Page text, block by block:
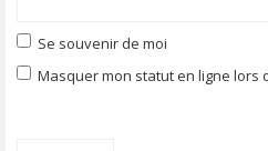
Se souvenir de moi
Masquer mon statut en ligne lors